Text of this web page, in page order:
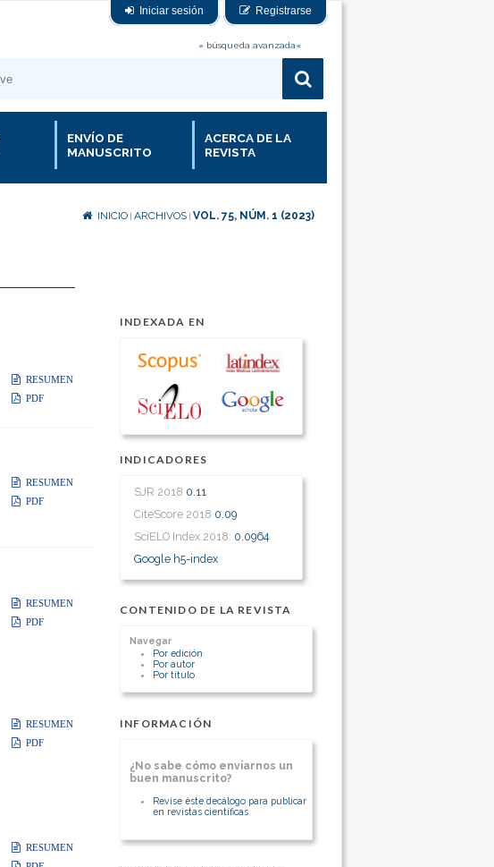
Iniciar sesión Registrarse
» búsqueda avanzada«
ENVÍO DE
MANUSCRITO
ACERCA DE LA
REVISTA
INICIO ARCHIVOS VOL. 75, NÚM. 1 (2023)
INDEXADA EN
INDICADORES
SJR 2018 0.11
CiteScore 2018 0.09
SciELO Index 2018: 0.0964
Google h5-index
CONTENIDO DE LA REVISTA
Navegar
Por edición
Por autor
Por título
INFORMACIÓN
¿No sabe cómo enviarnos un
buen manuscrito?
Revise éste decálogo para publicar
en revistas científicas
RESUMEN
PDF
RESUMEN
PDF
RESUMEN
PDF
RESUMEN
PDF
RESUMEN